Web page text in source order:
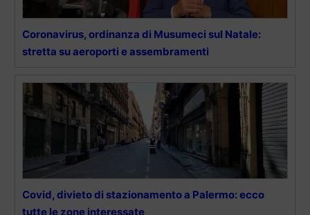
Coronavirus, ordinanza di Musumeci sul Natale:
stretta su aeroporti e assembramenti
Covid, divieto di stazionamento a Palermo: ecco
tutte le zone interessate